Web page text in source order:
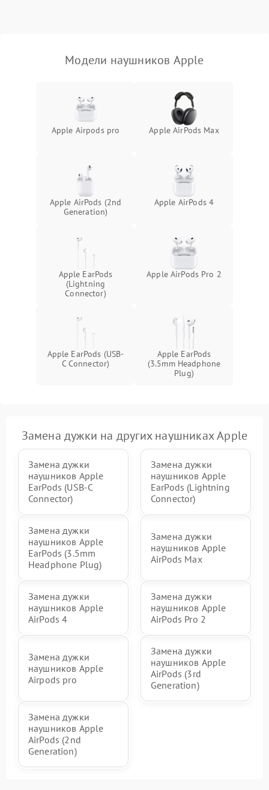
Модели наушников Apple
Apple Airpods pro Apple AirPods Max
Apple AirPods (2nd
Generation)
Apple AirPods 4
Apple EarPods
(Lightning
Connector)
Apple AirPods Pro 2
Apple EarPods (USB-
C Connector)
Apple EarPods
(3.5mm Headphone
Plug)
Замена дужки на других наушниках Apple
Замена дужки
наушников Apple
EarPods (USB-C
Connector)
Замена дужки
наушников Apple
EarPods (Lightning
Connector)
Замена дужки
наушников Apple
EarPods (3.5mm
Headphone Plug)
Замена дужки
наушников Apple
AirPods Max
Замена дужки
наушников Apple
AirPods 4
Замена дужки
наушников Apple
AirPods Pro 2
Замена дужки
наушников Apple
Airpods pro
Замена дужки
наушников Apple
AirPods (3rd
Generation)
Замена дужки
наушников Apple
AirPods (2nd
Generation)